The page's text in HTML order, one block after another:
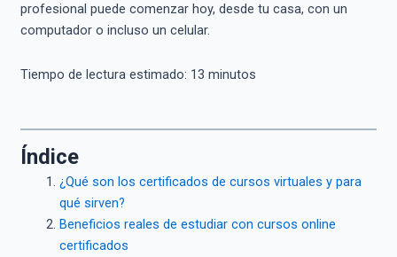
profesional puede comenzar hoy, desde tu casa, con un
computador o incluso un celular.
Tiempo de lectura estimado: 13 minutos
Índice
¿Qué son los certificados de cursos virtuales y para
qué sirven?
Beneficios reales de estudiar con cursos online
certificados